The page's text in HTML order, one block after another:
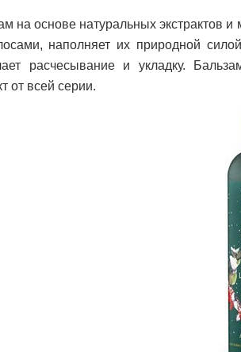
на основе натуральных экстрактов
наполняет их природной
расчесывание и укладку.
от всей серии.